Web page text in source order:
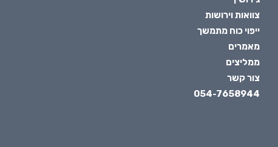
צוואות וירושות
ייפוי כוח מתמשך
מאמרים
ממליצים
צור קשר
054-7658944